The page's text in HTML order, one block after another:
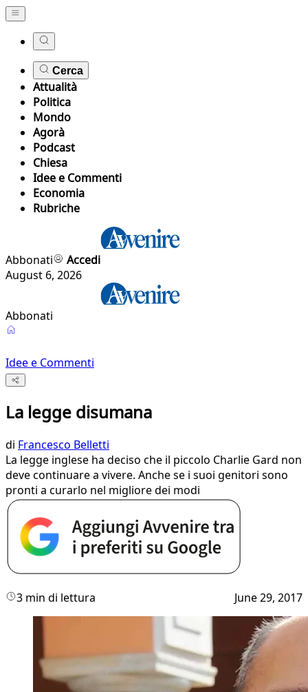
Cerca
Attualità
Politica
Mondo
Agorà
Podcast
Chiesa
Idee e Commenti
Economia
Rubriche
Abbonati
Accedi
August 6, 2026
Abbonati
Idee e Commenti
La legge disumana
di Francesco Belletti
La legge inglese ha deciso che il piccolo Charlie Gard non
deve continuare a vivere. Anche se i suoi genitori sono
pronti a curarlo nel migliore dei modi
3 min di lettura June 29, 2017